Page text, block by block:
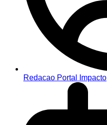
Redacao Portal Impacto